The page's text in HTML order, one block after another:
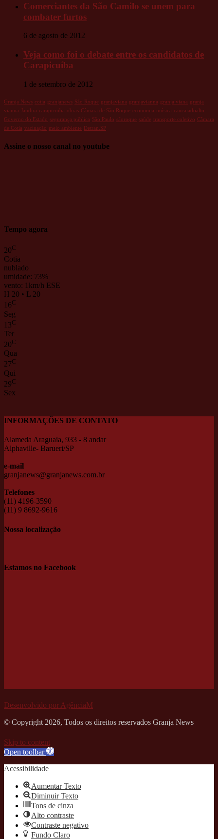
Comerciantes da São Camilo se unem para
combater furtos
6 de agosto de 2012
Veja como foi o debate entre os candidatos de
Carapicuíba
1 de setembro de 2012
Granja News cotia granjanews São Roque granjaviana granjavianna granja viana granja
vianna
Jandira carapicuiba obras Câmara de São Roque economia música caucaiadoalto
Governo do Estado segurança pública São Paulo sãoroque saúde transporte coletivo Câmara
de Cotia vacinação meio ambiente Detran.SP
Assine o nosso canal no youtube
Tempo agora
20C
Cotia
nublado
umidade: 73%
vento: 1km/h ESE
H 20 • L 20
16C
Seg
13C
Ter
20C
Qua
27C
Qui
29C
Sex
INFORMAÇÕES DE CONTATO
Alameda Araguaia, 933 - 8 andar
Alphaville- Barueri/SP
e-mail
granjanews@granjanews.com.br
Telefones
(11) 4196-3590
(11) 9 8692-9616
Nossa localização
Estamos no Facebook
Desenvolvido por AgênciaM
© Copyright 2026, Todos os direitos reservados Granja News
Skip to content
Open toolbar
Acessibilidade
Aumentar Texto
Diminuir Texto
Tons de cinza
Alto contraste
Contraste negativo
Fundo Claro